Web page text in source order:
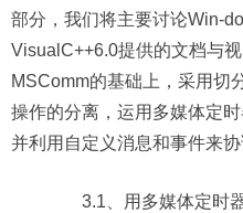
部分，我们将主要讨论Win-
VisualC++6.0提供的文档与
MSComm的基础上，采用切
操作的分离，运用多媒体定
并利用自定义消息和事件来协
3.1、用多媒体定时器